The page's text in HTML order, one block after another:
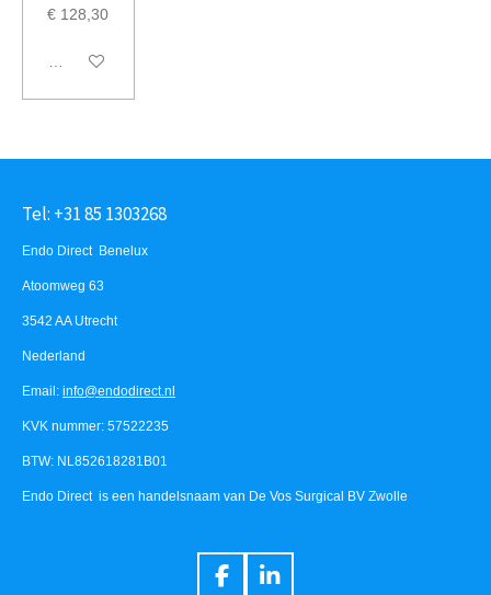
€ 128,30
In winkelwagen
Tel: +31 85 1303268
Endo Direct Benelux
Atoomweg 63
3542 AA Utrecht
Nederland
Email: info@endodirect.nl
KVK nummer: 57522235
BTW: NL852618281B01
Endo Direct is een handelsnaam van De Vos Surgical BV Zwolle
F L